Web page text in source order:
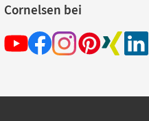
Cornelsen bei